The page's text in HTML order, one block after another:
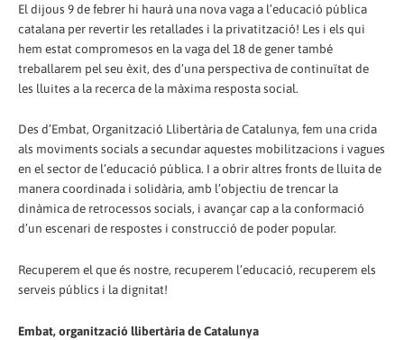
El dijous 9 de febrer hi haurà una nova vaga a l’educació pública
catalana per revertir les retallades i la privatització! Les i els qui
hem estat compromesos en la vaga del 18 de gener també
treballarem pel seu èxit, des d’una perspectiva de continuïtat de
les lluites a la recerca de la màxima resposta social.
Des d’Embat, Organització Llibertària de Catalunya, fem una crida
als moviments socials a secundar aquestes mobilitzacions i vagues
en el sector de l’educació pública. I a obrir altres fronts de lluita de
manera coordinada i solidària, amb l’objectiu de trencar la
dinàmica de retrocessos socials, i avançar cap a la conformació
d’un escenari de respostes i construcció de poder popular.
Recuperem el que és nostre, recuperem l’educació, recuperem els
serveis públics i la dignitat!
Embat, organització llibertària de Catalunya